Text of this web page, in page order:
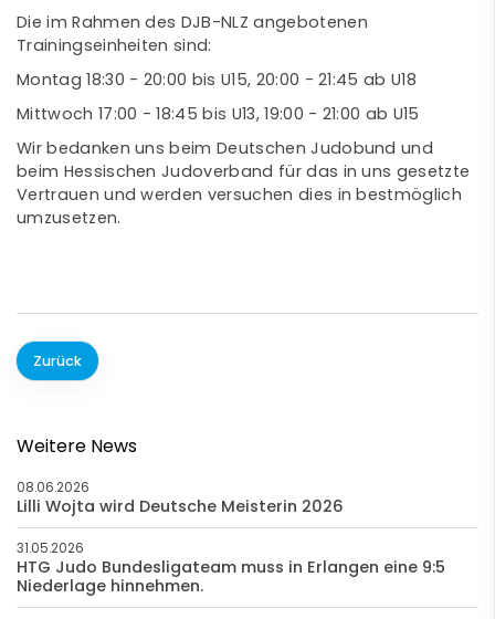
Die im Rahmen des DJB-NLZ angebotenen
Trainingseinheiten sind:
Montag 18:30 - 20:00 bis U15, 20:00 - 21:45 ab U18
Mittwoch 17:00 - 18:45 bis U13, 19:00 - 21:00 ab U15
Wir bedanken uns beim Deutschen Judobund und
beim Hessischen Judoverband für das in uns gesetzte
Vertrauen und werden versuchen dies in bestmöglich
umzusetzen.
Zurück
Weitere News
08.06.2026
Lilli Wojta wird Deutsche Meisterin 2026
31.05.2026
HTG Judo Bundesligateam muss in Erlangen eine 9:5
Niederlage hinnehmen.